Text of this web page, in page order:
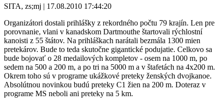
SITA, zs;mj | 17.08.2010 17:44:20
Organizátori dostali prihlášky z rekordného počtu 79 krajín. Len pre
porovnanie, vlani v kanadskom Dartmouthe štartovali rýchlostní
kanoisti z 55 štátov. Na prihláškach narátali bezmála 1300 mien
pretekárov. Bude to teda skutočne gigantické podujatie. Celkovo sa
bude bojovať o 28 medailových kompletov - osem na 1000 m, po
sedem na 500 a 200 m, a po tri na 5000 m a v štafetách na 4x200 m.
Okrem toho sú v programe ukážkové preteky ženských dvojkanoe.
Absolútnou novinkou budú preteky C1 žien na 200 m. Doteraz v
programe MS neboli ani preteky na 5 km.